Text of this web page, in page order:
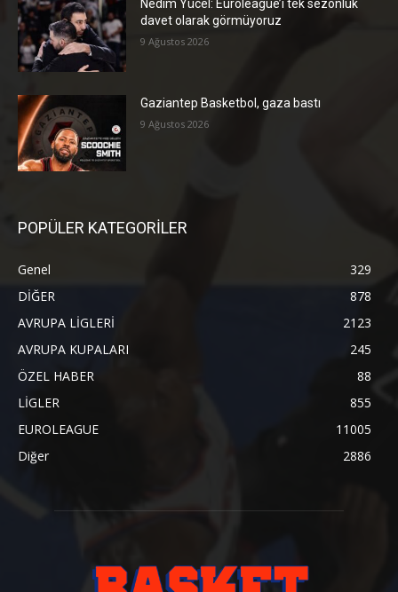
Nedim Yücel: Euroleague’i tek sezonluk
davet olarak görmüyoruz
9 Ağustos 2026
Gaziantep Basketbol, gaza bastı
9 Ağustos 2026
POPÜLER KATEGORİLER
Genel
329
DİĞER
878
AVRUPA LİGLERİ
2123
AVRUPA KUPALARI
245
ÖZEL HABER
88
LİGLER
855
EUROLEAGUE
11005
Diğer
2886